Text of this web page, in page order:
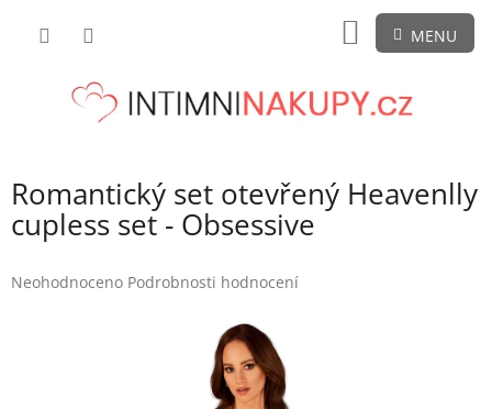
NÁKUPNÍ
KOŠÍK
Romantický set otevřený Heavenlly
cupless set - Obsessive
Průměrné
Neohodnoceno Podrobnosti hodnocení